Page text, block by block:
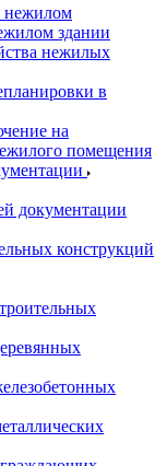
нежилом
здании
нежилых
в
на
помещения
документации
конструкций